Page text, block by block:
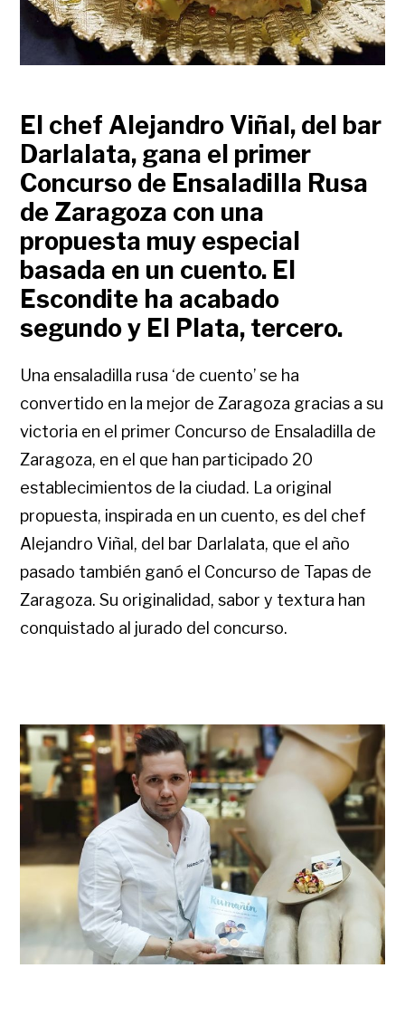
El chef Alejandro Viñal, del bar
Darlalata, gana el primer
Concurso de Ensaladilla Rusa
de Zaragoza con una
propuesta muy especial
basada en un cuento. El
Escondite ha acabado
segundo y El Plata, tercero.
Una ensaladilla rusa ‘de cuento’ se ha
convertido en la mejor de Zaragoza gracias a su
victoria en el primer Concurso de Ensaladilla de
Zaragoza, en el que han participado 20
establecimientos de la ciudad. La original
propuesta, inspirada en un cuento, es del chef
Alejandro Viñal, del bar Darlalata, que el año
pasado también ganó el Concurso de Tapas de
Zaragoza. Su originalidad, sabor y textura han
conquistado al jurado del concurso.